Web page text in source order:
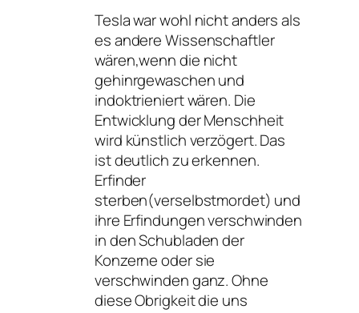
Tesla war wohl nicht anders als
es andere Wissenschaftler
wären,wenn die nicht
gehinrgewaschen und
indoktrieniert wären. Die
Entwicklung der Menschheit
wird künstlich verzögert. Das
ist deutlich zu erkennen.
Erfinder
sterben(verselbstmordet) und
ihre Erfindungen verschwinden
in den Schubladen der
Konzerne oder sie
verschwinden ganz. Ohne
diese Obrigkeit die uns